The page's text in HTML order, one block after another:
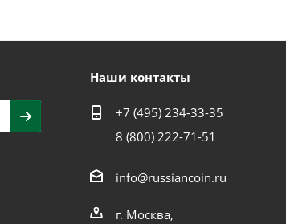
Наши контакты
+7 (495) 234-33-35
8 (800) 222-71-51
info@russiancoin.ru
г. Москва,